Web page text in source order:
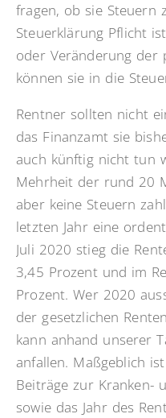
fragen, ob sie Steuern
Steuerklärung Pflicht
oder Veränderung der
können sie in die
Rentner sollten nicht
das Finanzamt sie
auch künftig nicht tun
Mehrheit der rund 20
aber keine Steuern
letzten Jahr eine
Juli 2020 stieg die
3,45 Prozent und im
Prozent. Wer 2020
der gesetzlichen
kann anhand unserer
anfallen. Maßgeblich
Beiträge zur Kranken-
sowie das Jahr des